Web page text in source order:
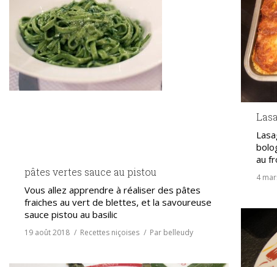
pâtes vertes sauce au pistou
Vous allez apprendre à réaliser des pâtes
fraiches au vert de blettes, et la savoureuse
sauce pistou au basilic
19 août 2018 Recettes niçoises Par belleudy
au
4